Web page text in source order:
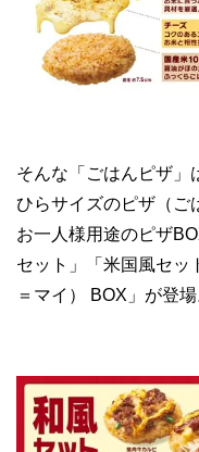
そんな「ごはんピザ」
ひらサイズのピザ（ご
お一人様用途のピザ
セット」「米国風セッ
＝マイ） BOX」が登場